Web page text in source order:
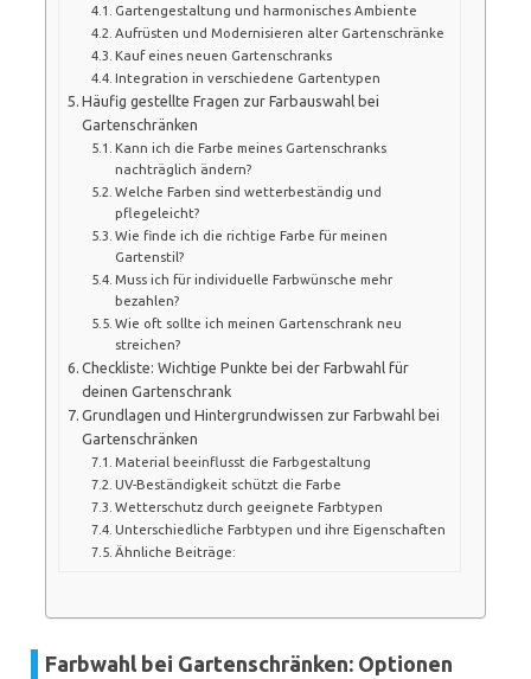
Gartengestaltung und harmonisches Ambiente
Aufrüsten und Modernisieren alter Gartenschränke
Kauf eines neuen Gartenschranks
Integration in verschiedene Gartentypen
Häufig gestellte Fragen zur Farbauswahl bei
Gartenschränken
Kann ich die Farbe meines Gartenschranks
nachträglich ändern?
Welche Farben sind wetterbeständig und
pflegeleicht?
Wie finde ich die richtige Farbe für meinen
Gartenstil?
Muss ich für individuelle Farbwünsche mehr
bezahlen?
Wie oft sollte ich meinen Gartenschrank neu
streichen?
Checkliste: Wichtige Punkte bei der Farbwahl für
deinen Gartenschrank
Grundlagen und Hintergrundwissen zur Farbwahl bei
Gartenschränken
Material beeinflusst die Farbgestaltung
UV-Beständigkeit schützt die Farbe
Wetterschutz durch geeignete Farbtypen
Unterschiedliche Farbtypen und ihre Eigenschaften
Ähnliche Beiträge:
Farbwahl bei Gartenschränken: Optionen